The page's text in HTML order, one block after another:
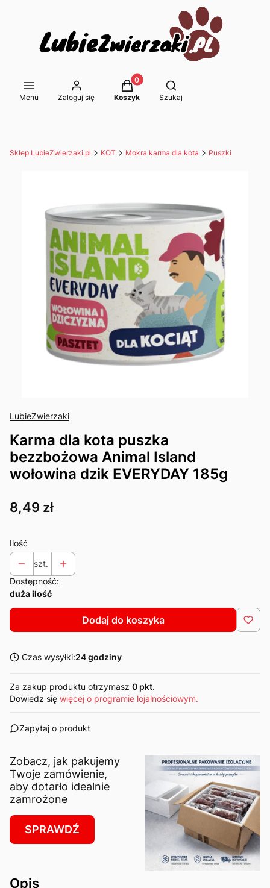
Menu Zaloguj się
Produkty w koszyku: 0. Zobacz
Koszyk
Otwórz wyszukiwarkę
Szukaj
Sklep LubieZwierzaki.pl KOT Mokra karma dla kota Puszki
LubieZwierzaki
Karma dla kota puszka
bezzbożowa Animal Island
wołowina dzik EVERYDAY 185g
Cena
8,49 zł
Ilość
szt.
Dostępność:
duża ilość
Dodaj do koszyka
Czas wysyłki:24 godziny
Za zakup produktu otrzymasz 0 pkt.
Dowiedz się więcej o programie lojalnościowym.
Zapytaj o produkt
Zobacz, jak pakujemy
Twoje zamówienie,
aby dotarło idealnie
zamrożone
SPRAWDŹ
Opis